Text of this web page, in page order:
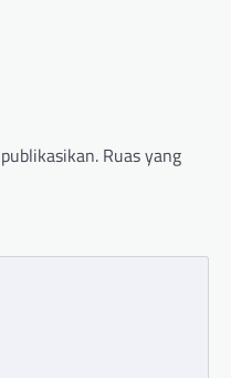
Ruas yang